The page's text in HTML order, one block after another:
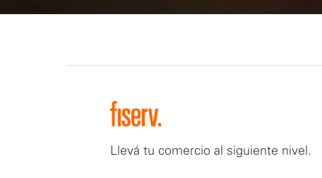
Llevá tu comercio al siguiente nivel.